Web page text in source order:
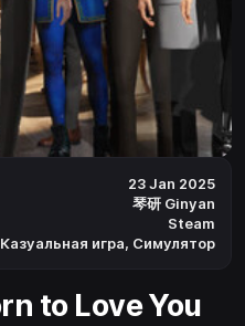
23 Jan 2025
琴研 Ginyan
Steam
Казуальная игра, Симулятор
to Love You